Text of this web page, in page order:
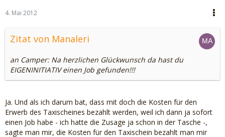
4. Mai 2012
Zitat von Manaleri
an Camper: Na herzlichen Glückwunsch da hast du
EIGENINITIATIV einen Job gefunden!!!
Ja. Und als ich darum bat, dass mit doch die Kosten für den
Erwerb des Taxischeines bezahlt werden, weil ich dann ja sofort
einen Job habe - ich hatte die Zusage ja schon in der Tasche -,
sagte man mir, die Kosten für den Taxischein bezahlt man mir